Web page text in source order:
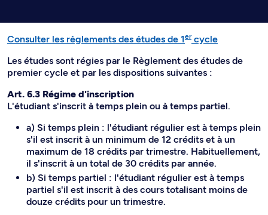
Consulter les règlements des études de 1ercycle
Les études sont régies par le Règlement des études de
premier cycle et par les dispositions suivantes :
Art. 6.3 Régime d'inscription
L'étudiant s'inscrit à temps plein ou à temps partiel.
a) Si temps plein : l'étudiant régulier est à temps plein
s'il est inscrit à un minimum de 12 crédits et à un
maximum de 18 crédits par trimestre. Habituellement,
il s'inscrit à un total de 30 crédits par année.
b) Si temps partiel : l'étudiant régulier est à temps
partiel s'il est inscrit à des cours totalisant moins de
douze crédits pour un trimestre.